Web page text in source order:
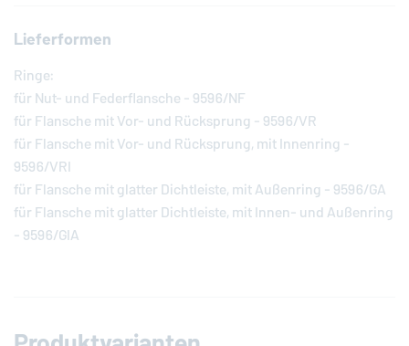
Lieferformen
Ringe:
für Nut- und Federflansche - 9596/NF
für Flansche mit Vor- und Rücksprung - 9596/VR
für Flansche mit Vor- und Rücksprung, mit Innenring -
9596/VRI
für Flansche mit glatter Dichtleiste, mit Außenring - 9596/GA
für Flansche mit glatter Dichtleiste, mit Innen- und Außenring
- 9596/GIA